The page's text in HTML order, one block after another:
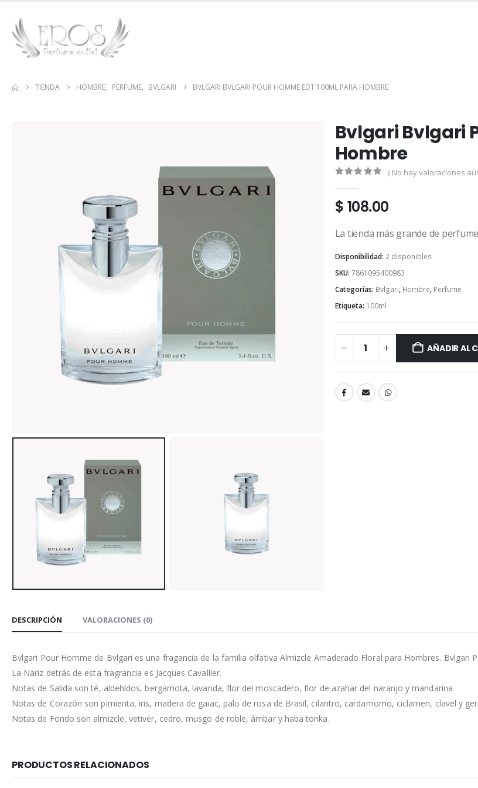
TIENDA HOMBRE, PERFUME, BVLGARI BVLGARI BVLGARI POUR HOMME EDT 100ML PARA HOMBRE
Bvlgari Bvlgari
Hombre
( No hay valoraciones
$ 108.00
La tienda más grande de
Disponibilidad: 2 disponibles
SKU: 7861095400983
Categorías: Bvlgari, Hombre, Perfume
Etiqueta: 100ml
AÑADIR AL
DESCRIPCIÓN VALORACIONES (0)
Bvlgari Pour Homme de Bvlgari es una fragancia de la familia olfativa Almizcle Amaderado Floral para Hombres. Bvlgari
La Nariz detrás de esta fragrancia es Jacques Cavallier.
Notas de Salida son té, aldehídos, bergamota, lavanda, flor del moscadero, flor de azahar del naranjo y mandarina
Notas de Corazón son pimienta, iris, madera de gaiac, palo de rosa de Brasil, cilantro, cardamomo, ciclamen, clavel y
Notas de Fondo son almizcle, vetiver, cedro, musgo de roble, ámbar y haba tonka.
PRODUCTOS RELACIONADOS